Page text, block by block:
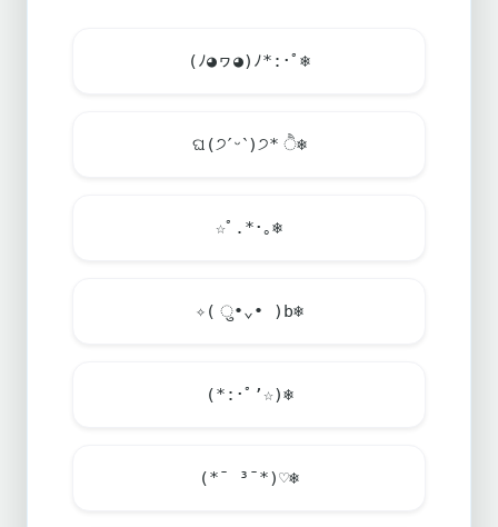
(ﾉ◕ヮ◕)ﾉ*:･ﾟ ❄️
ଘ(੭ˊᵕˋ)੭* ੈ❄️
☆ﾟ.*･｡❄️
✧( ु•⌄• )b❄️
(*:･ﾟ’☆)❄️
(*¯ ³¯*)♡❄️